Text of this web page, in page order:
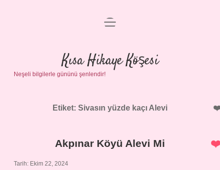
Anasayfa
Gizlilik Politikası
Yasal Uyarı
menüyü
Kısa Hikaye Köşesi
Neşeli bilgilerle gününü şenlendir!
Etiket: Sivasın yüzde kaçı Alevi
Akpınar Köyü Alevi Mi
Tarih: Ekim 22, 2024